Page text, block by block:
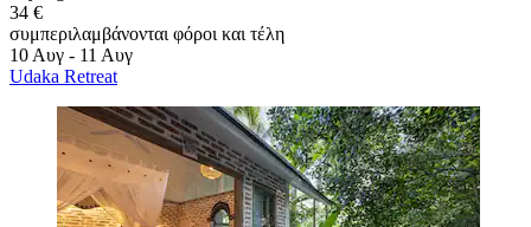
34 €
συμπεριλαμβάνονται φόροι και τέλη
10 Αυγ - 11 Αυγ
Udaka Retreat